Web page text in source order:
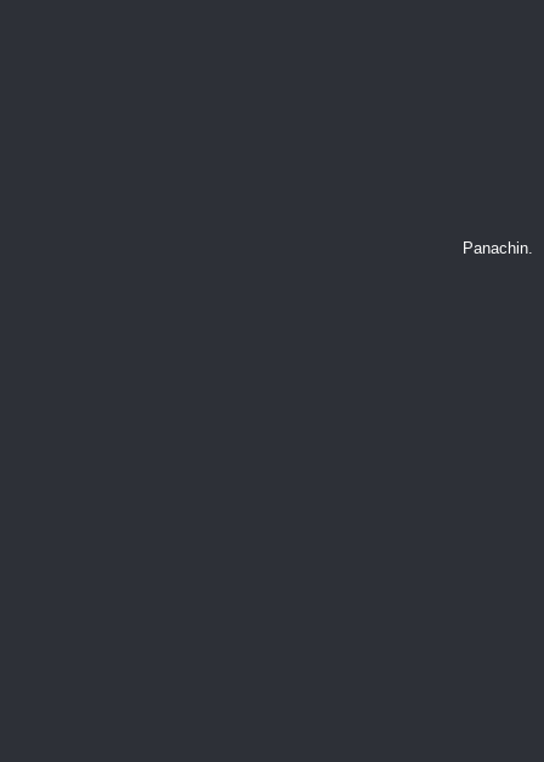
Panachin.